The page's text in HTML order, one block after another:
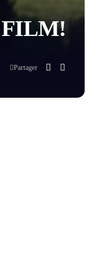
FILM!
Partager